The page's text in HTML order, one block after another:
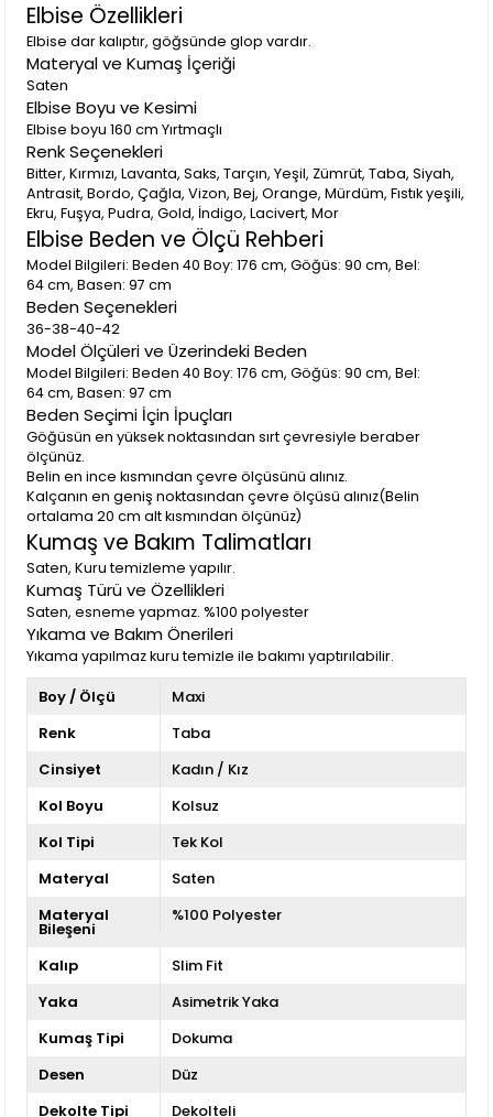
Elbise Özellikleri
Elbise dar kalıptır, göğsünde glop vardır.
Materyal ve Kumaş İçeriği
Saten
Elbise Boyu ve Kesimi
Elbise boyu 160 cm Yırtmaçlı
Renk Seçenekleri
Bitter, Kırmızı, Lavanta, Saks, Tarçın, Yeşil, Zümrüt, Taba, Siyah,
Antrasit, Bordo, Çağla, Vizon, Bej, Orange, Mürdüm, Fıstık yeşili,
Ekru, Fuşya, Pudra, Gold, İndigo, Lacivert, Mor
Elbise Beden ve Ölçü Rehberi
Model Bilgileri: Beden 40 Boy: 176 cm, Göğüs: 90 cm, Bel:
64 cm, Basen: 97 cm
Beden Seçenekleri
36-38-40-42
Model Ölçüleri ve Üzerindeki Beden
Model Bilgileri: Beden 40 Boy: 176 cm, Göğüs: 90 cm, Bel:
64 cm, Basen: 97 cm
Beden Seçimi İçin İpuçları
Göğüsün en yüksek noktasından sırt çevresiyle beraber
ölçünüz.
Belin en ince kısmından çevre ölçüsünü alınız.
Kalçanın en geniş noktasından çevre ölçüsü alınız(Belin
ortalama 20 cm alt kısmından ölçünüz)
Kumaş ve Bakım Talimatları
Saten, Kuru temizleme yapılır.
Kumaş Türü ve Özellikleri
Saten, esneme yapmaz. %100 polyester
Yıkama ve Bakım Önerileri
Yıkama yapılmaz kuru temizle ile bakımı yaptırılabilir.
Boy / Ölçü
Maxi
Renk
Taba
Cinsiyet
Kadın / Kız
Kol Boyu
Kolsuz
Kol Tipi
Tek Kol
Materyal
Saten
Materyal
Bileşeni
%100 Polyester
Kalıp
Slim Fit
Yaka
Asimetrik Yaka
Kumaş Tipi
Dokuma
Desen
Düz
Dekolte Tipi
Dekolteli